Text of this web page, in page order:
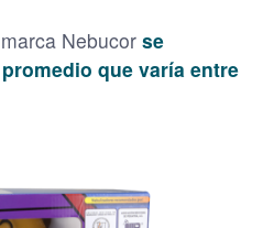
Nebucor se
que varía entre